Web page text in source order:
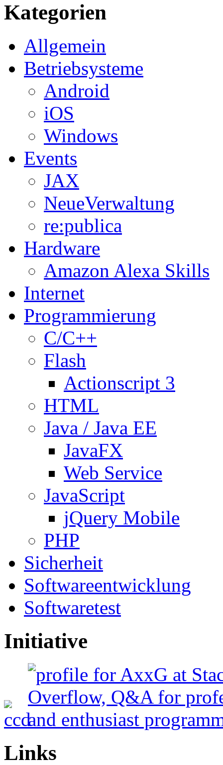
Kategorien
Allgemein
Betriebsysteme
Android
iOS
Windows
Events
JAX
NeueVerwaltung
re:publica
Hardware
Amazon Alexa Skills
Internet
Programmierung
C/C++
Flash
Actionscript 3
HTML
Java / Java EE
JavaFX
Web Service
JavaScript
jQuery Mobile
PHP
Sicherheit
Softwareentwicklung
Softwaretest
Initiative
Links